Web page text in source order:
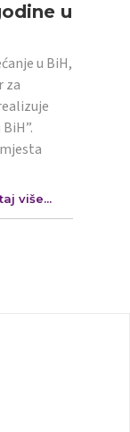
u
u BiH,
za
više...